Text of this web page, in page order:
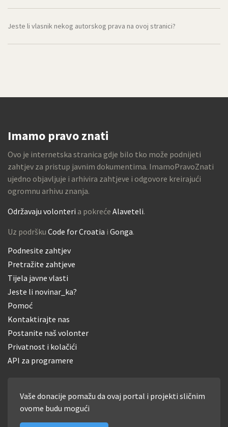
Jeste li vlasnik nekog autorskog prava na ovoj stranici?
Imamo pravo znati
Ovo je internetska stranica gdje bilo tko može podnijeti
zahtjev za pristup javnim dokumentima. ImamoPravoZnati
ujedno objavljuje i arhivira zahtjeve i odgovore kreirajući
ogromnu arhivu znanja.
Održavaju volonteri a pokreće Alaveteli.
Uz podršku Code for Croatia i Gonga.
Podnesite zahtjev
Pretražite zahtjeve
Tijela javne vlasti
Jeste li novinar_ka?
Pomoć
Kontaktirajte nas
Postanite naš volonter
Privatnost i kolačići
API za programere
Vaše donacije pomažu da ovaj portal i projekti sličnim
ovome budu mogući